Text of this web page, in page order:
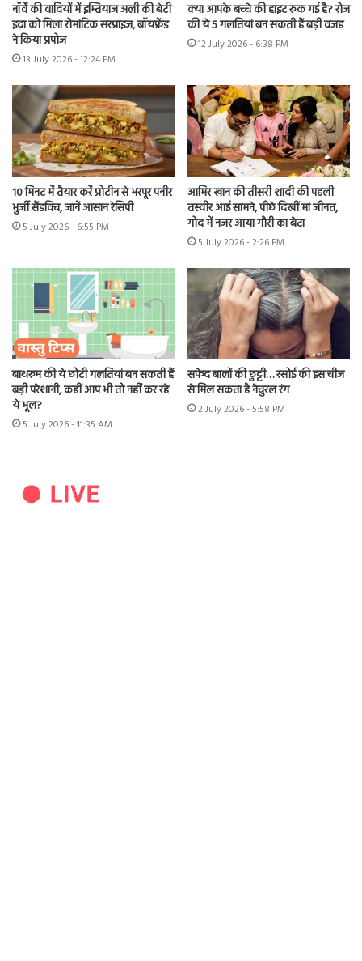
नॉर्वे की वादियों में इम्तियाज अली की बेटी
इदा को मिला रोमांटिक सरप्राइज, बॉयफ्रेंड
ने किया प्रपोज
13 July 2026 - 12:24 PM
क्या आपके बच्चे की हाइट रुक गई है? रोज
की ये 5 गलतियां बन सकती हैं बड़ी वजह
12 July 2026 - 6:38 PM
10 मिनट में तैयार करें प्रोटीन से भरपूर पनीर
भुर्जी सैंडविच, जानें आसान रेसिपी
5 July 2026 - 6:55 PM
आमिर खान की तीसरी शादी की पहली
तस्वीर आई सामने, पीछे दिखीं मां जीनत,
गोद में नजर आया गौरी का बेटा
5 July 2026 - 2:26 PM
बाथरूम की ये छोटी गलतियां बन सकती हैं
बड़ी परेशानी, कहीं आप भी तो नहीं कर रहे
ये भूल?
5 July 2026 - 11:35 AM
सफेद बालों की छुट्टी… रसोई की इस चीज
से मिल सकता है नेचुरल रंग
2 July 2026 - 5:58 PM